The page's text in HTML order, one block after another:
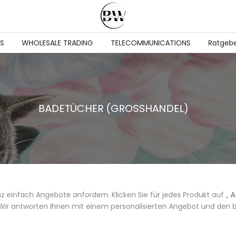
WHOLESALE TRADING TELECOMMUNICATIONS
BADETÜCHER (GROSSHANDEL)
einfach Angebote anfordern. Klicken Sie für jedes Produkt auf „
antworten Ihnen mit einem personalisierten Angebot und den